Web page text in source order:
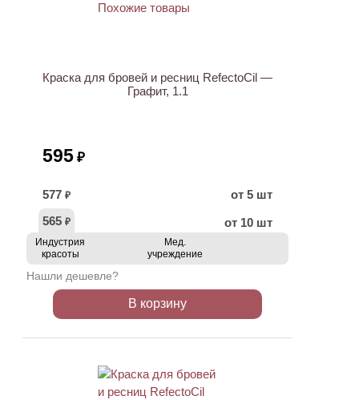
Краска для бровей и ресниц RefectoCil —
Графит, 1.1
595 ₽
577 ₽
от 5 шт
565 ₽ от 10 шт
Индустрия
красоты
Мед.
учреждение
Нашли дешевле?
В корзину